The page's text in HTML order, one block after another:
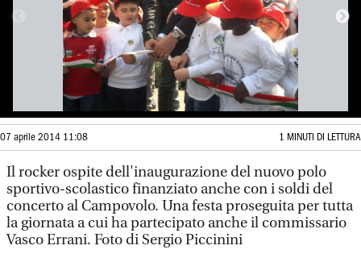
07 aprile 2014 11:08 1 MINUTI DI LETTURA
Il rocker ospite dell'inaugurazione del nuovo polo
sportivo-scolastico finanziato anche con i soldi del
concerto al Campovolo. Una festa proseguita per tutta
la giornata a cui ha partecipato anche il commissario
Vasco Errani. Foto di Sergio Piccinini